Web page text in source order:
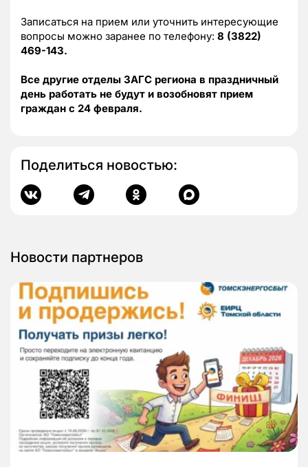
Записаться на прием или уточнить интересующие
вопросы можно заранее по телефону: 8 (3822)
469-143.
Все другие отделы ЗАГС региона в праздничный
день работать не будут и возобновят прием
граждан с 24 февраля.
Поделиться новостью:
Новости партнеров